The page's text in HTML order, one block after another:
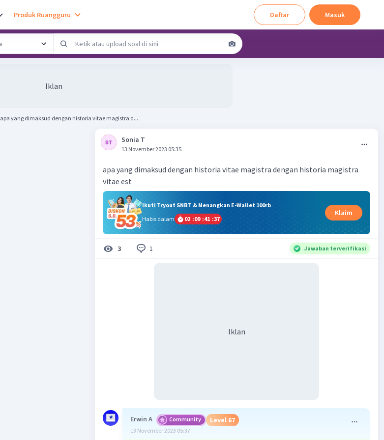
Produk Ruangguru Daftar Masuk
Iklan
apa yang dimaksud dengan historia vitae magistra d...
Sonia T
13 November 2023 05:35
apa yang dimaksud dengan historia vitae magistra dengan historia magistra
vitae est
Ikuti Tryout SNBT & Menangkan E-Wallet 100rb
Habis dalam
02 :09 :41 :36
Klaim
3 1 Jawaban terverifikasi
Iklan
Erwin A Community Level 67
13 November 2023 05:37